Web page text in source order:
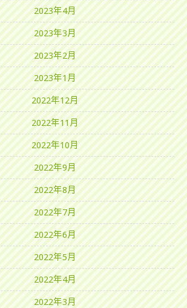
2023年4月
2023年3月
2023年2月
2023年1月
2022年12月
2022年11月
2022年10月
2022年9月
2022年8月
2022年7月
2022年6月
2022年5月
2022年4月
2022年3月